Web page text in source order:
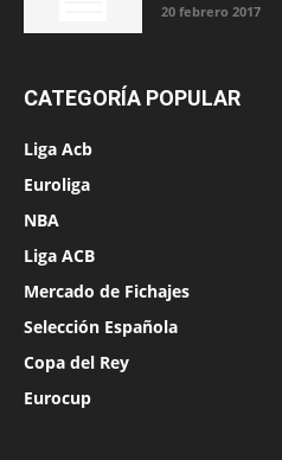
20 febrero 2017
CATEGORÍA POPULAR
Liga Acb
Euroliga
NBA
Liga ACB
Mercado de Fichajes
Selección Española
Copa del Rey
Eurocup